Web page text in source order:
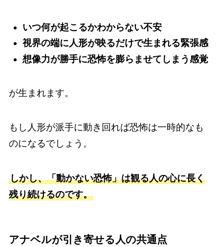
いつ何が起こるかわからない不安
視界の端に人形が映るだけで生まれる緊張感
想像力が勝手に恐怖を膨らませてしまう感覚
が生まれます。
もし人形が派手に動き回れば恐怖は一時的なも
のになるでしょう。
しかし、「動かない恐怖」は観る人の心に長く
残り続けるのです。
アナベルが引き寄せる人の共通点